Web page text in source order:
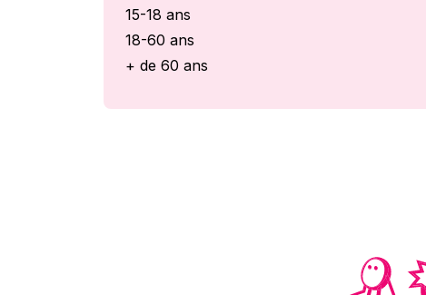
15-18 ans
18-60 ans
+ de 60 ans